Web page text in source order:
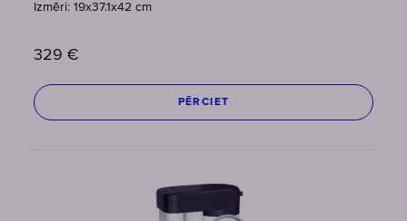
Izmēri: 19x37.1x42 cm
329 €
PĒRCIET